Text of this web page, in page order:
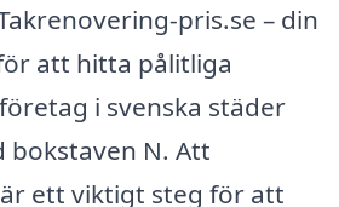
pris.se – din
att hitta pålitliga
i svenska städer
bokstaven N. Att
ett viktigt steg för att